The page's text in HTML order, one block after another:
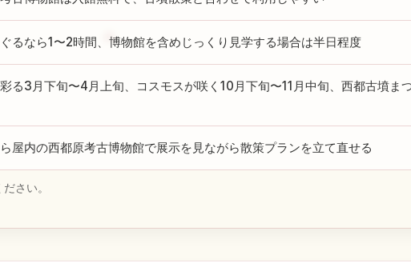
るなら1〜2時間、博物館を含めじっくり見学する場合は半日程度
る3月下旬〜4月上旬、コスモスが咲く10月下旬〜11月中旬、西都古墳ま
屋内の西都原考古博物館で展示を見ながら散策プランを立て直せる
さい。